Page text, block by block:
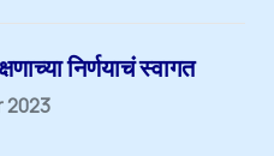
निर्णयाचं स्वागत
2023